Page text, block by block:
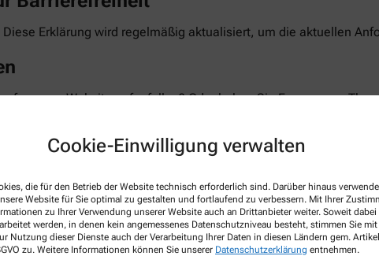
Cookie-Einwilligung verwalten
die für den Betrieb der Website technisch erforderlich sind. Darüber hinaus
Website für Sie optimal zu gestalten und fortlaufend zu verbessern. Mit Ihrer
zu Ihrer Verwendung unserer Website auch an Drittanbieter weiter. Soweit dabei
werden, in denen kein angemessenes Datenschutzniveau besteht, stimmen Sie mit
Nutzung dieser Dienste auch der Verarbeitung Ihrer Daten in diesen Ländern gem.
zu. Weitere Informationen können Sie unserer Datenschutzerklärung entnehmen.
Erklärung wird regelmäßig aktualisiert, um die aktuellen
unserer Website aufgefallen? Oder haben Sie Fragen zum
und bemühen uns, die gemeldeten Barrieren im Rahmen
teilen Sie uns mit, auf welcher Seite und bei welcher Funktion
auf unserer Website. Sie können uns auch über